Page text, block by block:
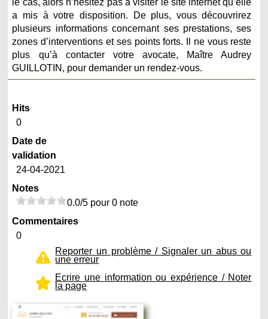
le cas, alors n’hésitez pas à visiter le site internet qu’elle
a mis à votre disposition. De plus, vous découvrirez
plusieurs informations concernant ses prestations, ses
zones d’interventions et ses points forts. Il ne vous reste
plus qu’à contacter votre avocate, Maître Audrey
GUILLOTIN, pour demander un rendez-vous.
Hits
0
Date de
validation
24-04-2021
Notes
0.0/5 pour 0 note
Commentaires
0
Reporter un problème / Signaler un abus ou
une erreur
Ecrire une information ou expérience / Noter
la page